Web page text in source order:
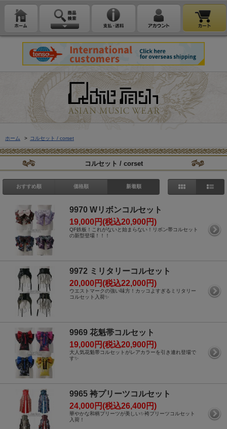
ホーム > コルセット / corset
コルセット / corset
おすすめ順 価格順 新着順
9970 Wリボンコルセット
19,000円(税込20,900円)
QF鉄板！これがないと始まらない！リボン帯コルセット
の新型登場！！！
9972 ミリタリーコルセット
20,000円(税込22,000円)
ウエストマークの強い味方！カッコよすぎるミリタリー
コルセット入荷✨
9969 花魁帯コルセット
19,000円(税込20,900円)
大人気花魁帯コルセットがレアカラーを引き連れ登場で
す✨
9965 袴プリーツコルセット
24,000円(税込26,400円)
華やかな和柄プリーツが美しい✨袴プリーツコルセット
入荷！